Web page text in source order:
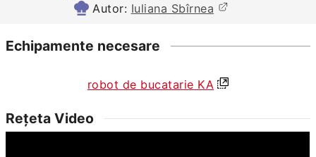
Autor: Iuliana Sbîrnea
Echipamente necesare
robot de bucatarie KA
Rețeta Video